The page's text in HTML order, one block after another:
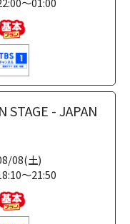
STAGE - JAPAN
08(土)
～21:50